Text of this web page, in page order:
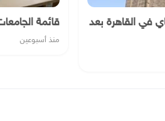
في القاهرة بعد
قائمة
منذ أسبوعين